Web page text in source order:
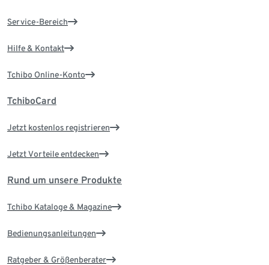
Service-Bereich
Hilfe & Kontakt
Tchibo Online-Konto
TchiboCard
Jetzt kostenlos registrieren
Jetzt Vorteile entdecken
Rund um unsere Produkte
Tchibo Kataloge & Magazine
Bedienungsanleitungen
Ratgeber & Größenberater